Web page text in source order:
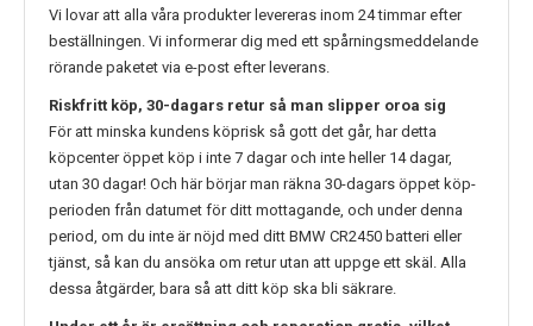
Vi lovar att alla våra produkter levereras inom 24 timmar efter
beställningen. Vi informerar dig med ett spårningsmeddelande
rörande paketet via e-post efter leverans.
Riskfritt köp, 30-dagars retur så man slipper oroa sig
För att minska kundens köprisk så gott det går, har detta
köpcenter öppet köp i inte 7 dagar och inte heller 14 dagar,
utan 30 dagar! Och här börjar man räkna 30-dagars öppet köp-
perioden från datumet för ditt mottagande, och under denna
period, om du inte är nöjd med ditt BMW CR2450 batteri eller
tjänst, så kan du ansöka om retur utan att uppge ett skäl. Alla
dessa åtgärder, bara så att ditt köp ska bli säkrare.